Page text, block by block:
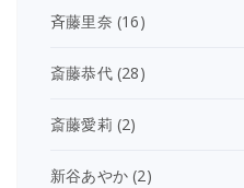
斉藤里奈 (16)
斎藤恭代(28)
斎藤愛莉 (2)
新谷あやか (2)